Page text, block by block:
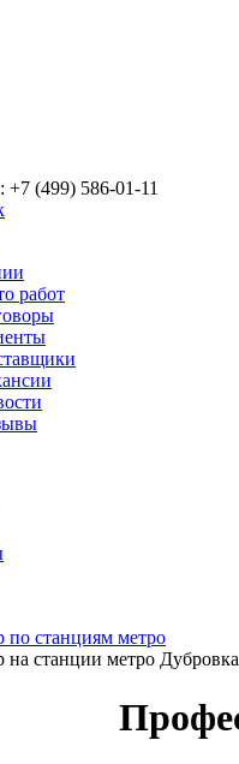
+7 (499) 586-01-11
работ
по станциям метро
на станции метро Дубровка